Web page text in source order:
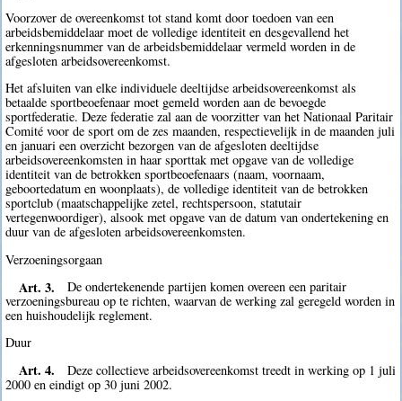
Voorzover de overeenkomst tot stand komt door toedoen van een
arbeidsbemiddelaar moet de volledige identiteit en desgevallend het
erkenningsnummer van de arbeidsbemiddelaar vermeld worden in de
afgesloten arbeidsovereenkomst.
Het afsluiten van elke individuele deeltijdse arbeidsovereenkomst als
betaalde sportbeoefenaar moet gemeld worden aan de bevoegde
sportfederatie. Deze federatie zal aan de voorzitter van het Nationaal Paritair
Comité voor de sport om de zes maanden, respectievelijk in de maanden juli
en januari een overzicht bezorgen van de afgesloten deeltijdse
arbeidsovereenkomsten in haar sporttak met opgave van de volledige
identiteit van de betrokken sportbeoefenaars (naam, voornaam,
geboortedatum en woonplaats), de volledige identiteit van de betrokken
sportclub (maatschappelijke zetel, rechtspersoon, statutair
vertegenwoordiger), alsook met opgave van de datum van ondertekening en
duur van de afgesloten arbeidsovereenkomsten.
Verzoeningsorgaan
Art. 3.
De ondertekenende partijen komen overeen een paritair
verzoeningsbureau op te richten, waarvan de werking zal geregeld worden in
een huishoudelijk reglement.
Duur
Art. 4.
Deze collectieve arbeidsovereenkomst treedt in werking op 1 juli
2000 en eindigt op 30 juni 2002.